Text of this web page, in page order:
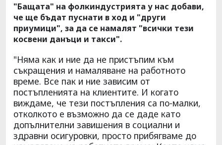
"Бащата" на фолкиндустрията у нас добави,
че ще бъдат пуснати в ход и "други
приумици", за да се намалят "всички тези
косвени данъци и такси".
"Няма как и ние да не пристъпим към
съкращения и намаляване на работното
време. Все пак и ние зависим от
постъпленията на клиентите. И когато
виждаме, че тези постъпления са по-малки,
отколкото е възможно да се даде като
допълнителни завишения в социални и
здравни осигуровки, просто прибягваме до